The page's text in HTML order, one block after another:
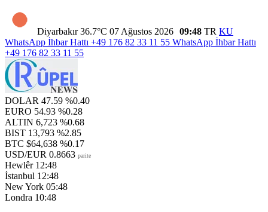
Diyarbakır 36.7°C 07 Ağustos 2026 09:48 TR KU
WhatsApp İhbar Hattı +49 176 82 33 11 55 WhatsApp İhbar Hattı
+49 176 82 33 11 55
DOLAR 47.59 %0.40
EURO 54.93 %0.28
ALTIN 6,723 %0.68
BIST 13,793 %2.85
BTC $64,638 %0.17
USD/EUR 0.8663 parite
Hewlêr 12:48
İstanbul 12:48
New York 05:48
Londra 10:48